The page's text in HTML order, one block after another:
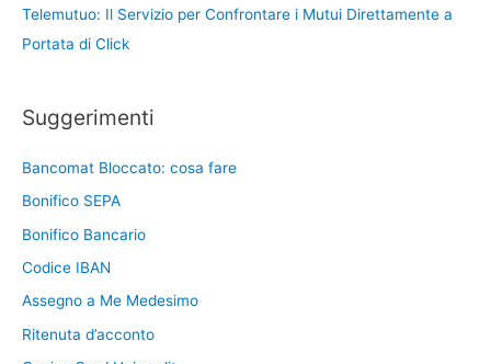
Telemutuo: Il Servizio per Confrontare i Mutui Direttamente a
Portata di Click
Suggerimenti
Bancomat Bloccato: cosa fare
Bonifico SEPA
Bonifico Bancario
Codice IBAN
Assegno a Me Medesimo
Ritenuta d’acconto